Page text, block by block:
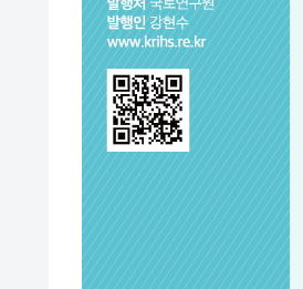
『Money1』
韓国政府『
1.9倍！
『Money1』
在韓米国大
ドを掲げる「在韓反米勢力」
『Money1』 韓国政府「
『Money1』 JPモルガン
『Money1』 韓国『国民
『Money1』 韓国政府「